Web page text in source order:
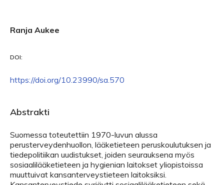
Ranja Aukee
DOI:
https://doi.org/10.23990/sa.570
Abstrakti
Suomessa toteutettiin 1970-luvun alussa
perusterveydenhuollon, lääketieteen peruskoulutuksen ja
tiedepolitiikan uudistukset, joiden seurauksena myös
sosiaalilääketieteen ja hygienian laitokset yliopistoissa
muuttuivat kansanterveystieteen laitoksiksi.